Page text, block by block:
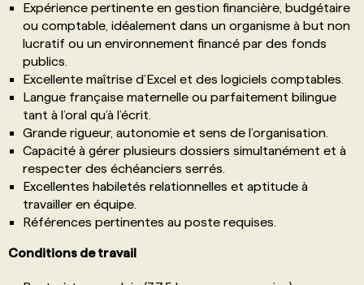
Expérience pertinente en gestion financière, budgétaire
ou comptable, idéalement dans un organisme à but non
lucratif ou un environnement financé par des fonds
publics.
Excellente maîtrise d’Excel et des logiciels comptables.
Langue française maternelle ou parfaitement bilingue
tant à l’oral qu’à l’écrit.
Grande rigueur, autonomie et sens de l’organisation.
Capacité à gérer plusieurs dossiers simultanément et à
respecter des échéanciers serrés.
Excellentes habiletés relationnelles et aptitude à
travailler en équipe.
Références pertinentes au poste requises.
Conditions de travail